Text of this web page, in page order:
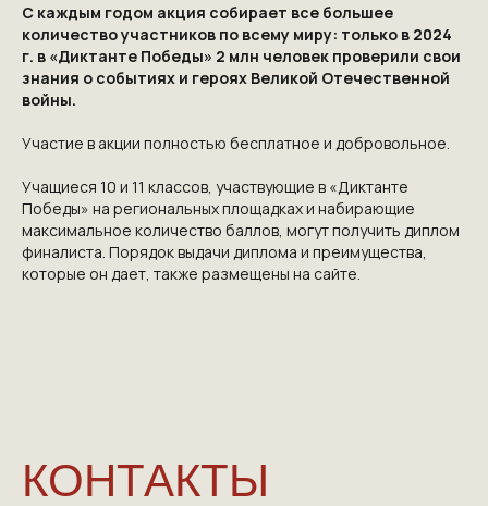
С каждым годом акция собирает все большее
количество участников по всему миру: только в 2024
г. в «Диктанте Победы» 2 млн человек проверили свои
знания о событиях и героях Великой Отечественной
войны.
Участие в акции полностью бесплатное и добровольное.
Учащиеся 10 и 11 классов, участвующие в «Диктанте
Победы» на региональных площадках и набирающие
максимальное количество баллов, могут получить диплом
финалиста. Порядок выдачи диплома и преимущества,
которые он дает, также размещены на сайте.
КОНТАКТЫ
ПРОЕКТЕ
VICTORYDAY80.RU